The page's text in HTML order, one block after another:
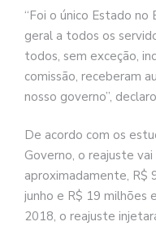
“Foi o único Estado
geral a todos os
todos, sem exceção,
comissão, receberam
nosso governo”,
De acordo com os
Governo, o reajuste
aproximadamente, R$
junho e R$ 19 milhões
2018, o reajuste